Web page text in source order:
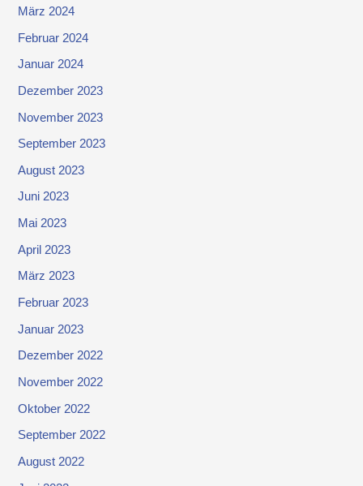
März 2024
Februar 2024
Januar 2024
Dezember 2023
November 2023
September 2023
August 2023
Juni 2023
Mai 2023
April 2023
März 2023
Februar 2023
Januar 2023
Dezember 2022
November 2022
Oktober 2022
September 2022
August 2022